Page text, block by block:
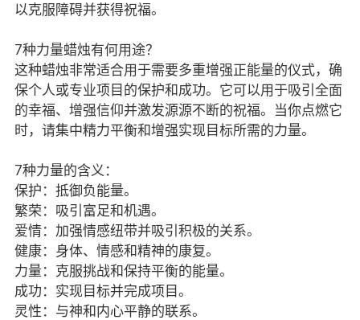
以克服障碍并获得祝福。
7种力量蜡烛有何用途？
这种蜡烛非常适合用于需要多重增强正能量的仪式，确
保个人或专业项目的保护和成功。它可以用于吸引全面
的幸福、增强信仰并激发源源不断的祝福。当你点燃它
时，请集中精力平衡和增强实现目标所需的力量。
7种力量的含义：
保护：抵御负能量。
繁荣：吸引富足和机遇。
爱情：加强情感纽带并吸引积极的关系。
健康：身体、情感和精神的康复。
力量：克服挑战和保持平衡的能量。
成功：实现目标并完成项目。
灵性：与神和内心平静的联系。